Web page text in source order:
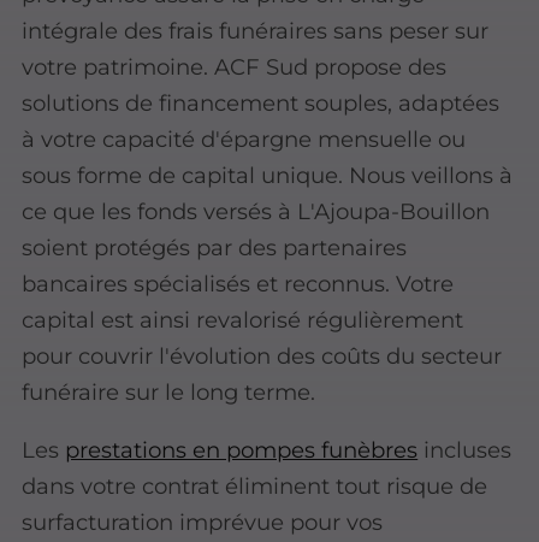
intégrale des frais funéraires sans peser sur
votre patrimoine. ACF Sud propose des
solutions de financement souples, adaptées
à votre capacité d'épargne mensuelle ou
sous forme de capital unique. Nous veillons à
ce que les fonds versés à L'Ajoupa-Bouillon
soient protégés par des partenaires
bancaires spécialisés et reconnus. Votre
capital est ainsi revalorisé régulièrement
pour couvrir l'évolution des coûts du secteur
funéraire sur le long terme.
Les prestations en pompes funèbres incluses
dans votre contrat éliminent tout risque de
surfacturation imprévue pour vos